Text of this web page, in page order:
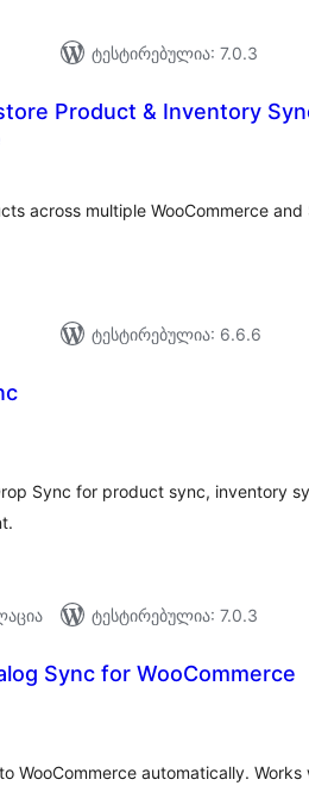
ტესტირებულია: 7.0.3
Product & Inventory
across multiple WooCommerce and
ტესტირებულია: 6.6.6
Sync for product sync, inventory
ტესტირებულია: 7.0.3
Sync for WooCommerce
WooCommerce automatically. Works